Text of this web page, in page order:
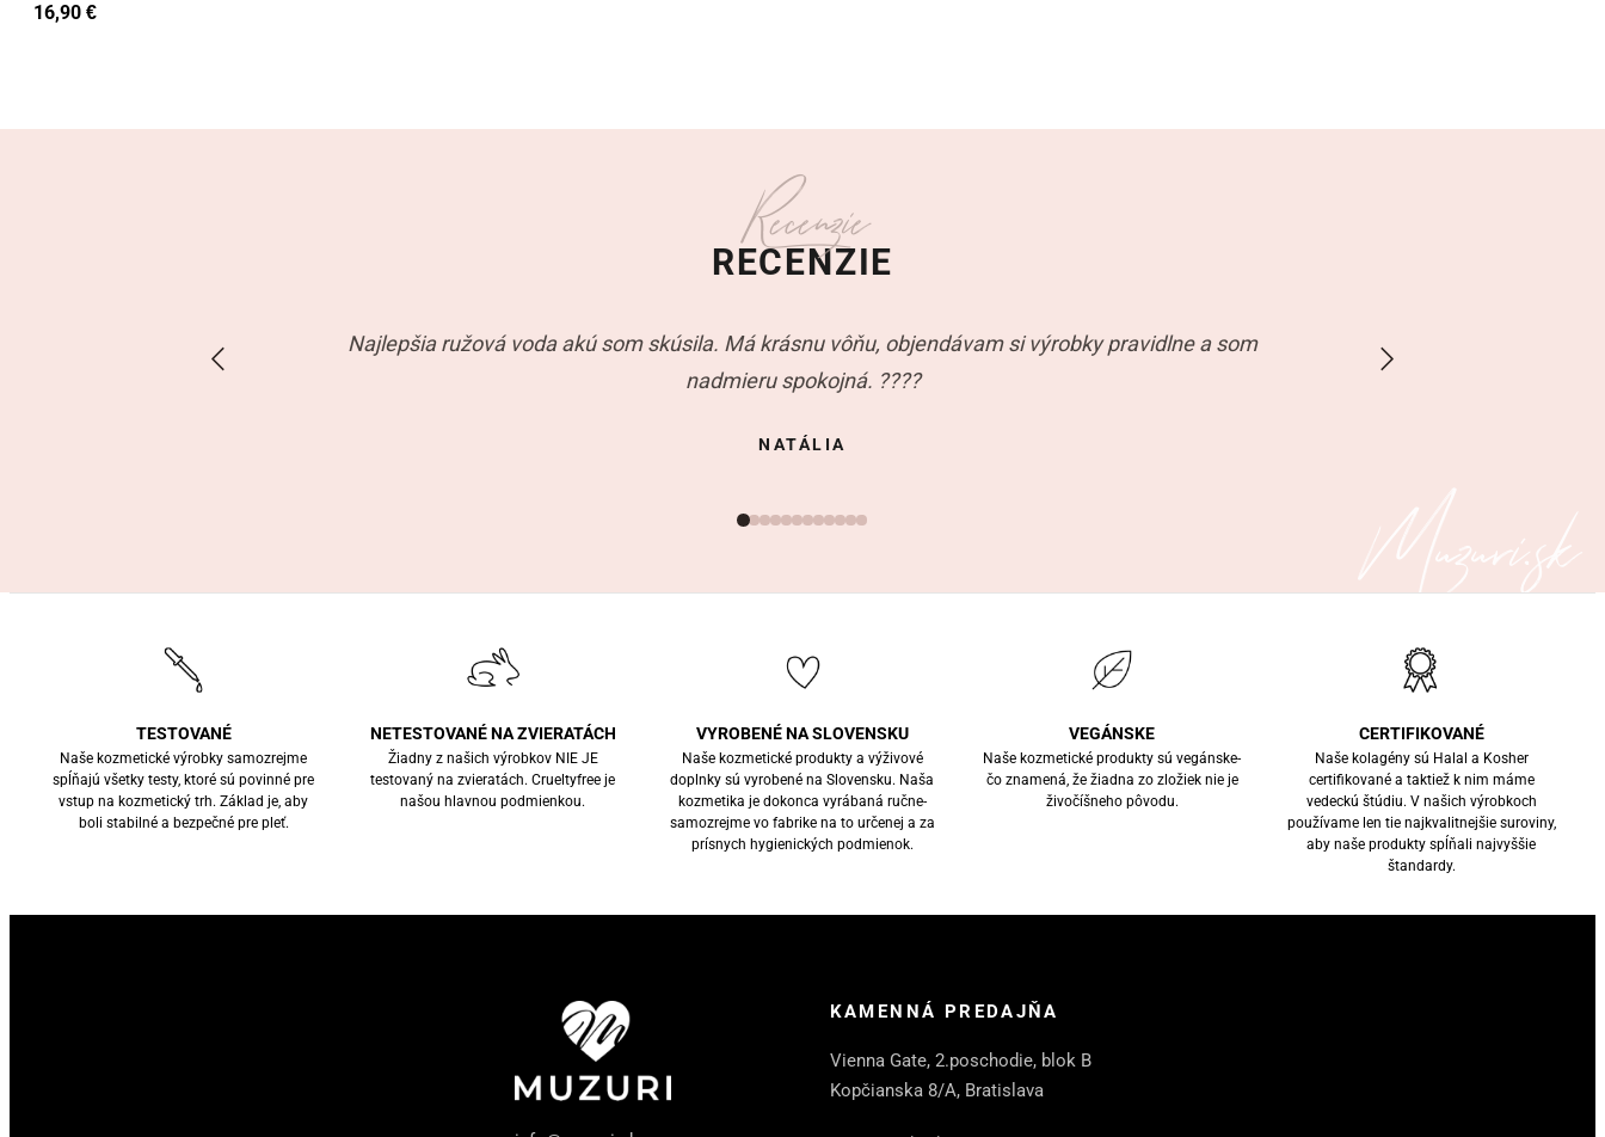
16,90 €
Recenzie
RECENZIE
Najlepšia ružová voda akú som skúsila. Má krásnu vôňu, objendávam si výrobky pravidlne a som
nadmieru spokojná. ????
NATÁLIA
Muzuri.sk
TESTOVANÉ
Naše kozmetické výrobky samozrejme
spĺňajú všetky testy, ktoré sú povinné pre
vstup na kozmetický trh. Základ je, aby
boli stabilné a bezpečné pre pleť.
NETESTOVANÉ NA ZVIERATÁCH
Žiadny z našich výrobkov NIE JE
testovaný na zvieratách. Crueltyfree je
našou hlavnou podmienkou.
VYROBENÉ NA SLOVENSKU
Naše kozmetické produkty a výživové
doplnky sú vyrobené na Slovensku. Naša
kozmetika je dokonca vyrábaná ručne-
samozrejme vo fabrike na to určenej a za
prísnych hygienických podmienok.
VEGÁNSKE
Naše kozmetické produkty sú vegánske-
čo znamená, že žiadna zo zložiek nie je
živočíšneho pôvodu.
CERTIFIKOVANÉ
Naše kolagény sú Halal a Kosher
certifikované a taktiež k nim máme
vedeckú štúdiu. V našich výrobkoch
používame len tie najkvalitnejšie suroviny,
aby naše produkty spĺňali najvyššie
štandardy.
KAMENNÁ PREDAJŇA
Vienna Gate, 2.poschodie, blok B
Kopčianska 8/A, Bratislava